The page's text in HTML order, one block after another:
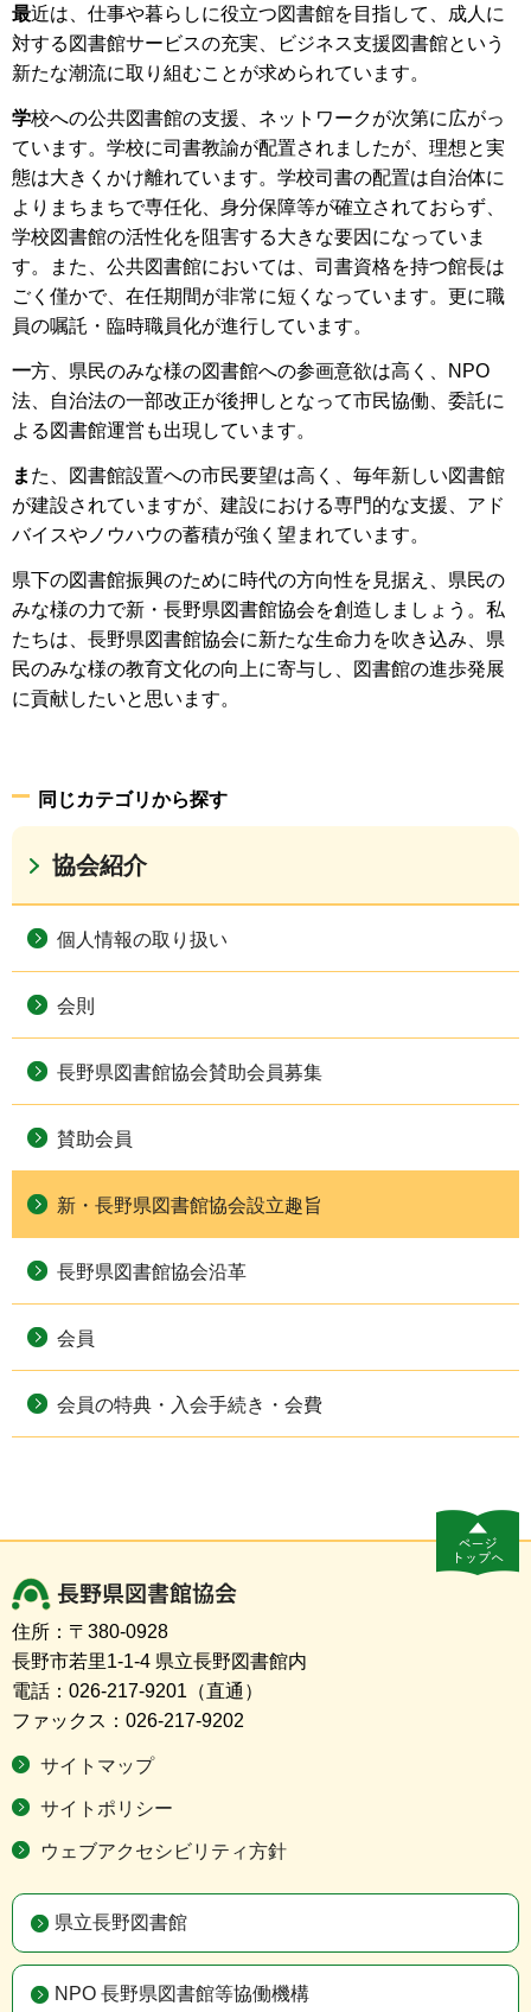
最近は、仕事や暮らしに役立つ図書館を目指して、成人に
対する図書館サービスの充実、ビジネス支援図書館という
新たな潮流に取り組むことが求められています。
学校への公共図書館の支援、ネットワークが次第に広がっ
ています。学校に司書教諭が配置されましたが、理想と実
態は大きくかけ離れています。学校司書の配置は自治体に
よりまちまちで専任化、身分保障等が確立されておらず、
学校図書館の活性化を阻害する大きな要因になっていま
す。また、公共図書館においては、司書資格を持つ館長は
ごく僅かで、在任期間が非常に短くなっています。更に職
員の嘱託・臨時職員化が進行しています。
一方、県民のみな様の図書館への参画意欲は高く、NPO
法、自治法の一部改正が後押しとなって市民協働、委託に
よる図書館運営も出現しています。
ま た、図書館設置への市民要望は高く、毎年新しい図書館
が建設されていますが、建設における専門的な支援、アド
バイスやノウハウの蓄積が強く望まれています。
県下の図書館振興のために時代の方向性を見据え、県民の
みな様の力で新・長野県図書館協会を創造しましょう。私
たちは、長野県図書館協会に新たな生命力を吹き込み、県
民のみな様の教育文化の向上に寄与し、図書館の進歩発展
に貢献したいと思います。
同じカテゴリから探す
協会紹介
個人情報の取り扱い
会則
長野県図書館協会賛助会員募集
賛助会員
新・長野県図書館協会設立趣旨
長野県図書館協会沿革
会員
会員の特典・入会手続き・会費
住所：〒380-0928
長野市若里1-1-4 県立長野図書館内
電話：026-217-9201（直通）
ファックス：026-217-9202
サイトマップ
サイトポリシー
ウェブアクセシビリティ方針
県立長野図書館
NPO 長野県図書館等協働機構